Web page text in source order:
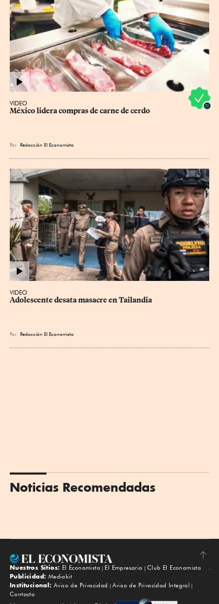
VIDEO
México lidera compras de carne de cerdo
Por Redacción El Economista
VIDEO
Adolescente desata masacre en Tailandia
Por Redacción El Economista
Noticias Recomendadas
Subir
Nuestros Sitios: El Economista El Empresario
Club El Economista
Publicidad: Mediakit
Institucional: Aviso de Privacidad
Aviso de Privacidad Integral
Contacto